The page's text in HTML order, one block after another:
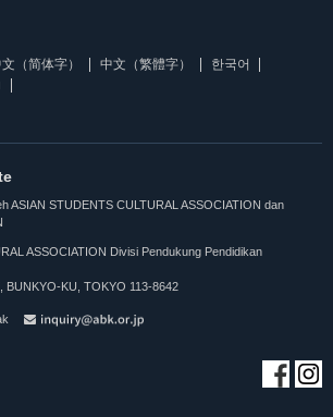
（简体字） 中文（繁體字）
한국어
ASIAN STUDENTS CULTURAL ASSOCIATION dan
ASSOCIATION Divisi Pendukung Pendidikan
BUNKYO-KU, TOKYO 113-8642